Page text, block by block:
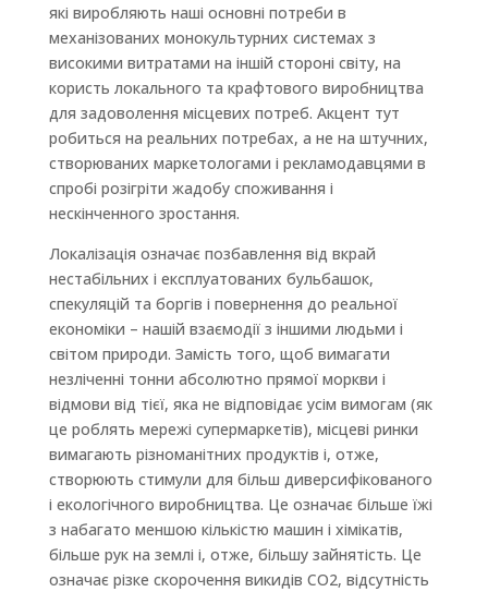
які виробляють наші основні потреби в
механізованих монокультурних системах з
високими витратами на іншій стороні світу, на
користь локального та крафтового виробництва
для задоволення місцевих потреб. Акцент тут
робиться на реальних потребах, а не на штучних,
створюваних маркетологами і рекламодавцями в
спробі розігріти жадобу споживання і
нескінченного зростання.
Локалізація означає позбавлення від вкрай
нестабільних і експлуатованих бульбашок,
спекуляцій та боргів і повернення до реальної
економіки – нашій взаємодії з іншими людьми і
світом природи. Замість того, щоб вимагати
незліченні тонни абсолютно прямої моркви і
відмови від тієї, яка не відповідає усім вимогам (як
це роблять мережі супермаркетів), місцеві ринки
вимагають різноманітних продуктів і, отже,
створюють стимули для більш диверсифікованого
і екологічного виробництва. Це означає більше їжі
з набагато меншою кількістю машин і хімікатів,
більше рук на землі і, отже, більшу зайнятість. Це
означає різке скорочення викидів CO2, відсутність